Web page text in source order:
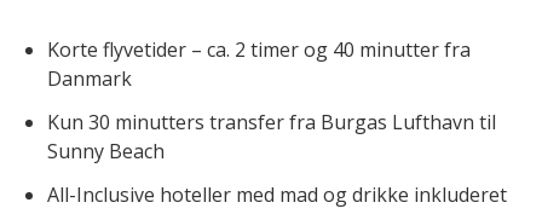
Korte flyvetider – ca. 2 timer og 40 minutter fra
Danmark
Kun 30 minutters transfer fra Burgas Lufthavn til
Sunny Beach
All-Inclusive hoteller med mad og drikke inkluderet